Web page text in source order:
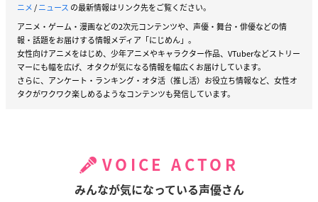
ニメ/ニュース の最新情報はリンク先をご覧ください。
アニメ・ゲーム・漫画などの2次元コンテンツや、声優・舞台・俳優などの情
報・話題をお届けする情報メディア「にじめん」。
女性向けアニメをはじめ、少年アニメやキャラクター作品、VTuberなどストリー
マーにも幅を広げ、オタクが気になる情報を幅広くお届けしています。
さらに、アンケート・ランキング・オタ活（推し活）お役立ち情報など、女性オ
タクがワクワク楽しめるようなコンテンツも発信しています。
VOICE ACTOR
みんなが気になっている声優さん